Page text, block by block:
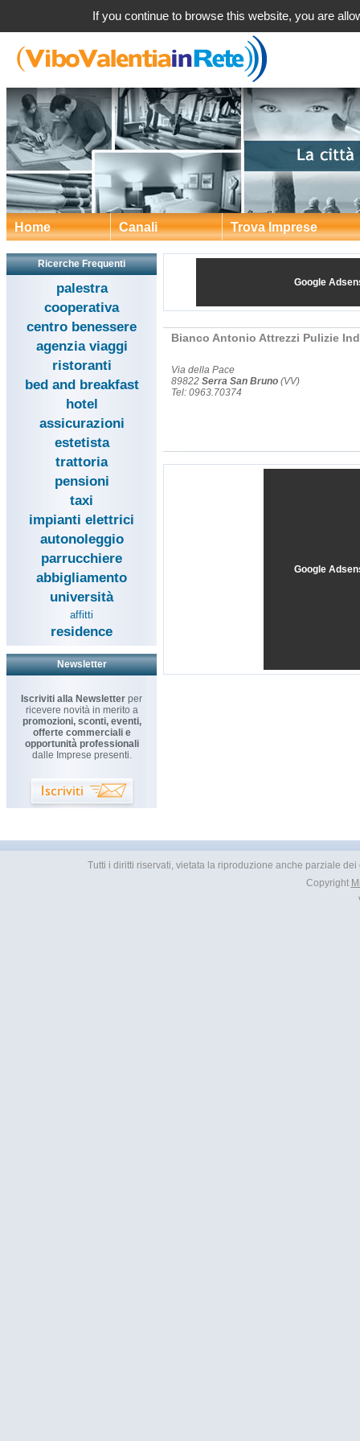
Home Canali Trova Imprese
Ricerche Frequenti
palestra
cooperativa
centro benessere
agenzia viaggi
ristoranti
bed and breakfast
hotel
assicurazioni
estetista
trattoria
pensioni
taxi
impianti elettrici
autonoleggio
parrucchiere
abbigliamento
università
affitti
residence
Newsletter
Iscriviti alla Newsletter per
ricevere novità in merito a
promozioni, sconti, eventi,
offerte commerciali e
opportunità professionali
dalle Imprese presenti.
Google
Bianco Antonio Attrezzi Pulizie
Via della Pace
89822 Serra San Bruno (VV)
Tel: 0963.70374
Google
Tutti i diritti riservati, vietata la riproduzione anche parziale
Copyright
If you continue to browse this website, you are